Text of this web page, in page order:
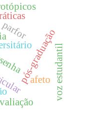
pós-graduação
parfor
voz estudantil
afeto